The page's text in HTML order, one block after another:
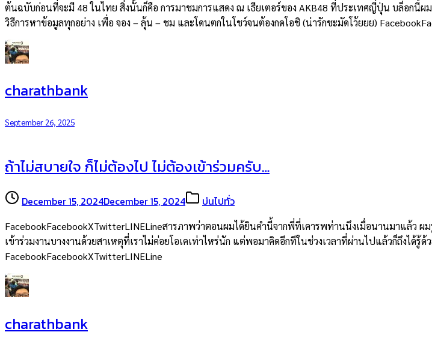
ต้นฉบับก่อนที่จะมี 48 ในไทย สิ่งนั้นก็คือ การมาชมการแสดง ณ เธียเตอร์ของ AKB48 ที่ประเทศญี่ปุ่น บล็อกนี้
วิธีการหาข้อมูลทุกอย่าง เพื่อ จอง – ลุ้น – ชม และโดนตกในโชว์จนต้องกดโอชิ (น่ารักชะมัดโว้ยยย)
charathbank
September 26, 2025
ถ้าไม่สบายใจ ก็ไม่ต้องไป ไม่ต้องเข้าร่วมครับ…
December 15, 2024December 15, 2024 บ่นไปทั่ว
FacebookFacebookXTwitterLINELineสารภาพว่าตอนผมได้ยินคำนี้จากพี่ที่เคารพท่านนึงเมื่อนานมาแล้ว ผ
เข้าร่วมงานบางงานด้วยสาเหตุที่เราไม่ค่อยโอเคเท่าไหร่นัก แต่พอมาคิดอีกทีในช่วงเวลาที่ผ่านไปแล้วก็ถึงได้รู้ด้
FacebookFacebookXTwitterLINELine
charathbank